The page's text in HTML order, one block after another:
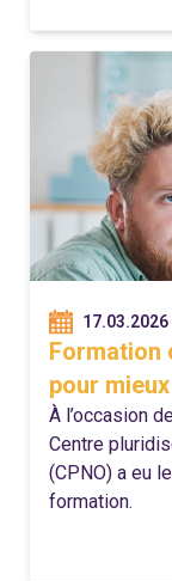
17.03.2026
Formation
pour
À l’occasion
Centre
(CPNO) a eu
formation.